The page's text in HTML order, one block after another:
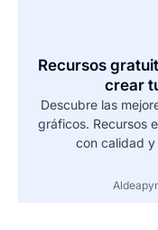
Recursos
crear
Descubre las
gráficos. Recursos
con calidad